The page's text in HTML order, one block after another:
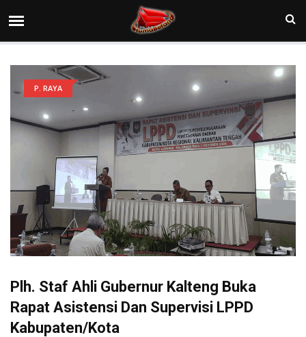
P. RAYA
Plh. Staf Ahli Gubernur Kalteng Buka
Rapat Asistensi Dan Supervisi LPPD
Kabupaten/Kota